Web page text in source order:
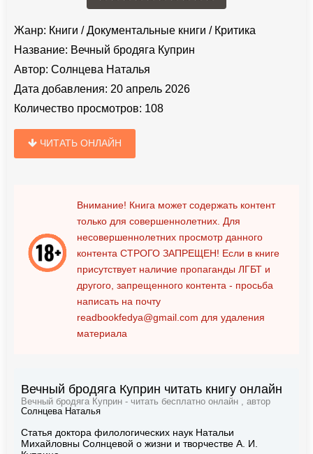
Жанр: Книги /Документальные книги / Критика
Название: Вечный бродяга Куприн
Автор: Солнцева Наталья
Дата добавления: 20 апрель 2026
Количество просмотров: 108
ЧИТАТЬ ОНЛАЙН
Внимание! Книга может содержать контент
только для совершеннолетних. Для
несовершеннолетних просмотр данного
контента СТРОГО ЗАПРЕЩЕН! Если в книге
присутствует наличие пропаганды ЛГБТ и
другого, запрещенного контента - просьба
написать на почту
readbookfedya@gmail.com для удаления
материала
Вечный бродяга Куприн читать книгу онлайн
Вечный бродяга Куприн - читать бесплатно онлайн , автор
Солнцева Наталья
Статья доктора филологических наук Натальи
Михайловны Солнцевой о жизни и творчестве А. И.